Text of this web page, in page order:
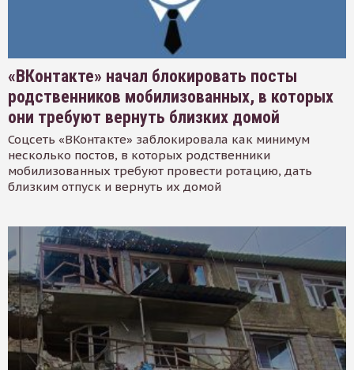
«ВКонтакте» начал блокировать посты
родственников мобилизованных, в которых
они требуют вернуть близких домой
Соцсеть «ВКонтакте» заблокировала как минимум
несколько постов, в которых родственники
мобилизованных требуют провести ротацию, дать
близким отпуск и вернуть их домой